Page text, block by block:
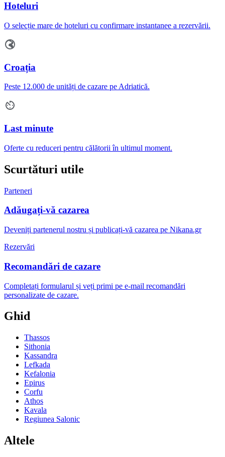
Hoteluri
O selecție mare de hoteluri cu confirmare instantanee a rezervării.
Croația
Peste 12.000 de unități de cazare pe Adriatică.
Last minute
Oferte cu reduceri pentru călătorii în ultimul moment.
Scurtături utile
Parteneri
Adăugați-vă cazarea
Deveniți partenerul nostru și publicați-vă cazarea pe Nikana.gr
Rezervări
Recomandări de cazare
Completați formularul și veți primi pe e-mail recomandări
personalizate de cazare.
Ghid
Thassos
Sithonia
Kassandra
Lefkada
Kefalonia
Epirus
Corfu
Athos
Kavala
Regiunea Salonic
Altele